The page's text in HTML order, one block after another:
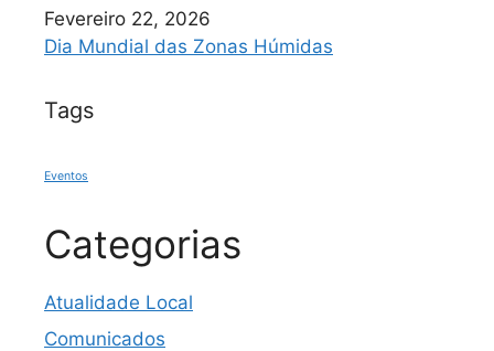
Fevereiro 22, 2026
Dia Mundial das Zonas Húmidas
Tags
Eventos
Categorias
Atualidade Local
Comunicados